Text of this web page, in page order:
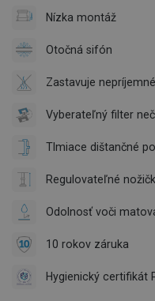
Nízka montáž
Otočná sifón
Zastavuje
Vyberateľný filter
Tlmiace dištančné
Regulovateľné
Odolnosť voči
10 rokov záruka
Hygienický certifikát